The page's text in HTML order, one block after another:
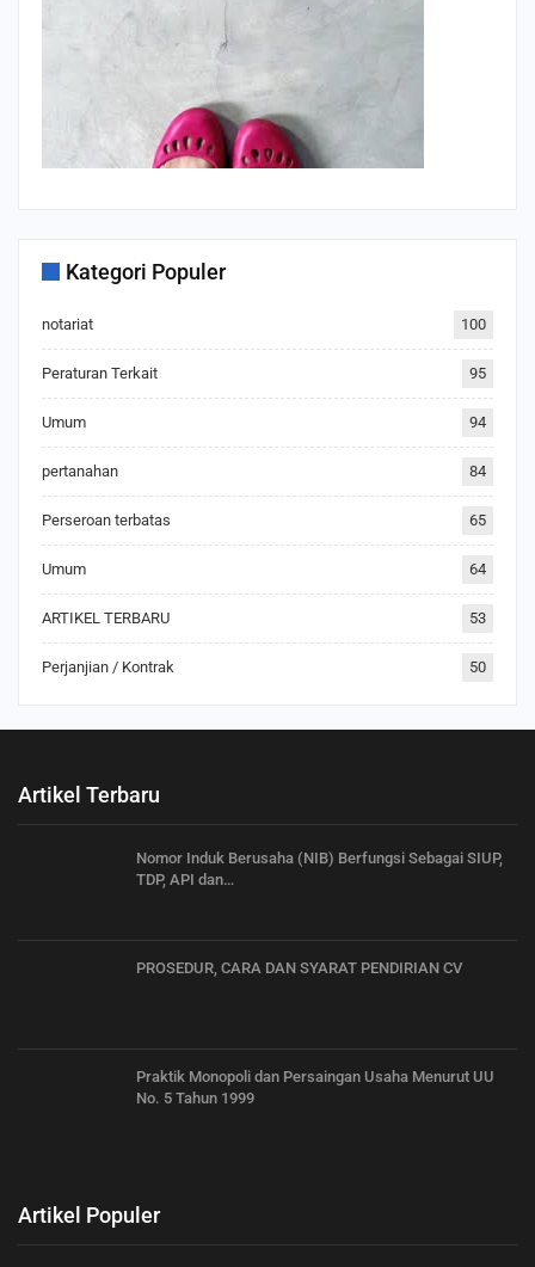
Kategori Populer
notariat 100
Peraturan Terkait 95
Umum 94
pertanahan 84
Perseroan terbatas 65
Umum 64
ARTIKEL TERBARU 53
Perjanjian / Kontrak 50
Artikel Terbaru
Nomor Induk Berusaha (NIB) Berfungsi Sebagai SIUP,
TDP, API dan…
PROSEDUR, CARA DAN SYARAT PENDIRIAN CV
Praktik Monopoli dan Persaingan Usaha Menurut UU
No. 5 Tahun 1999
Artikel Populer